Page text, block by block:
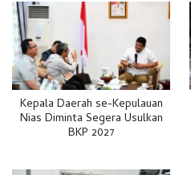
Kepala Daerah se-Kepulauan
Nias Diminta Segera Usulkan
BKP 2027